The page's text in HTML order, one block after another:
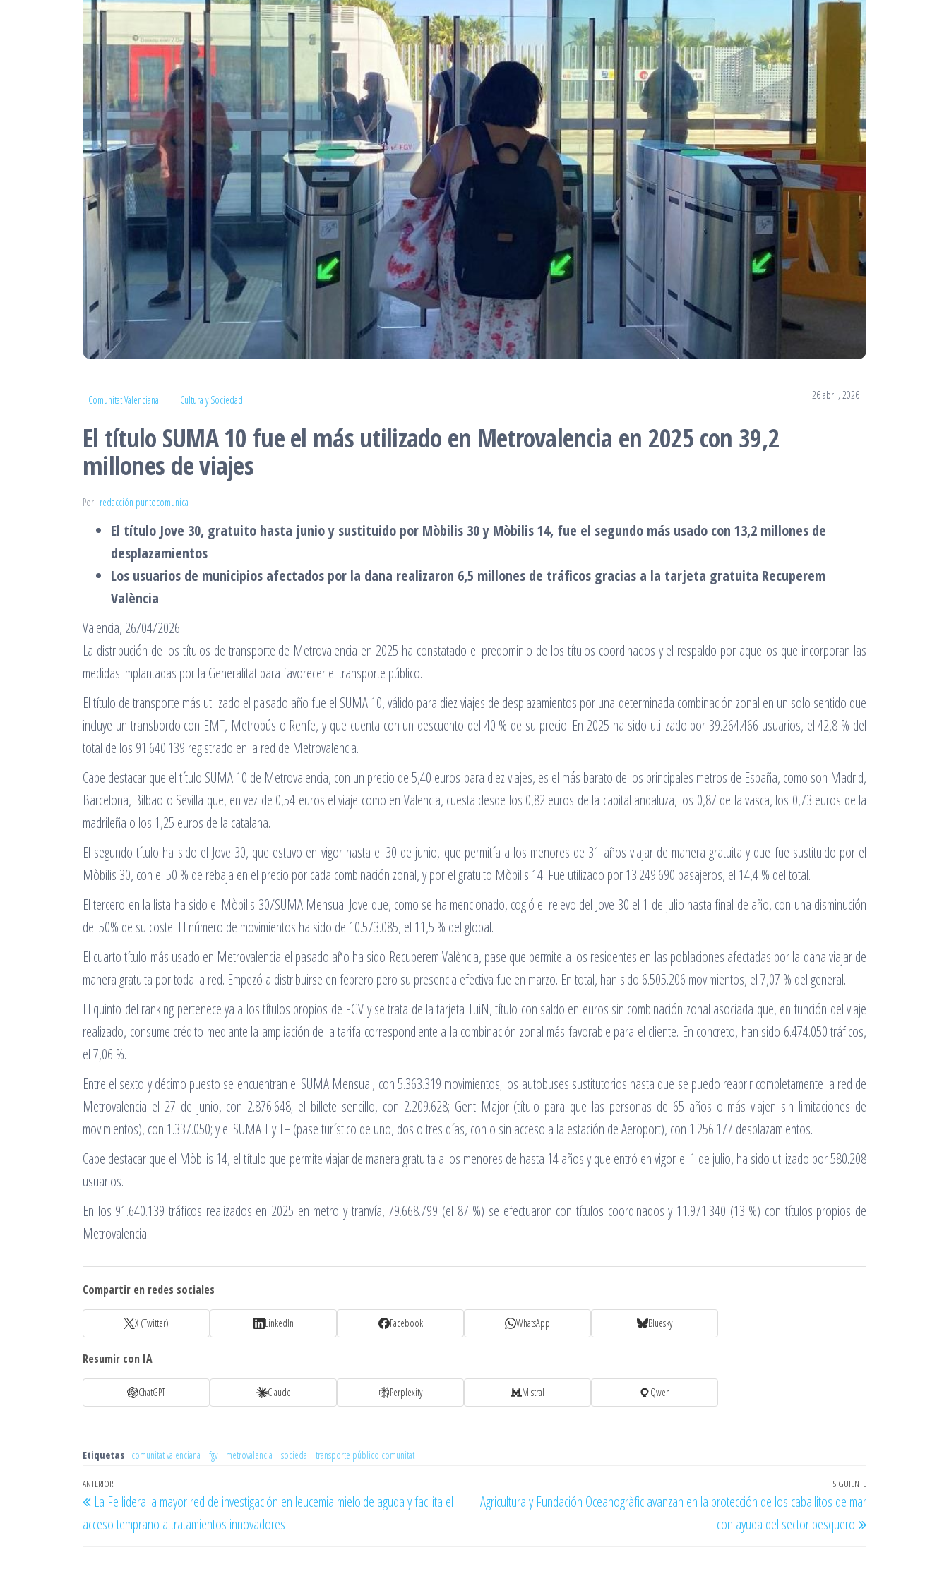
Comunitat Valenciana Cultura y Sociedad 26 abril, 2026
El título SUMA 10 fue el más utilizado en Metrovalencia en 2025 con 39,2
millones de viajes
Por redacción puntocomunica
El título Jove 30, gratuito hasta junio y sustituido por Mòbilis 30 y Mòbilis 14, fue el segundo más usado con 13,2 millones de
desplazamientos
Los usuarios de municipios afectados por la dana realizaron 6,5 millones de tráficos gracias a la tarjeta gratuita Recuperem
València
Valencia, 26/04/2026
La distribución de los títulos de transporte de Metrovalencia en 2025 ha constatado el predominio de los títulos coordinados y el respaldo por aquellos que incorporan las
medidas implantadas por la Generalitat para favorecer el transporte público.
El título de transporte más utilizado el pasado año fue el SUMA 10, válido para diez viajes de desplazamientos por una determinada combinación zonal en un solo sentido que
incluye un transbordo con EMT, Metrobús o Renfe, y que cuenta con un descuento del 40 % de su precio. En 2025 ha sido utilizado por 39.264.466 usuarios, el 42,8 % del
total de los 91.640.139 registrado en la red de Metrovalencia.
Cabe destacar que el título SUMA 10 de Metrovalencia, con un precio de 5,40 euros para diez viajes, es el más barato de los principales metros de España, como son Madrid,
Barcelona, Bilbao o Sevilla que, en vez de 0,54 euros el viaje como en Valencia, cuesta desde los 0,82 euros de la capital andaluza, los 0,87 de la vasca, los 0,73 euros de la
madrileña o los 1,25 euros de la catalana.
El segundo título ha sido el Jove 30, que estuvo en vigor hasta el 30 de junio, que permitía a los menores de 31 años viajar de manera gratuita y que fue sustituido por el
Mòbilis 30, con el 50 % de rebaja en el precio por cada combinación zonal, y por el gratuito Mòbilis 14. Fue utilizado por 13.249.690 pasajeros, el 14,4 % del total.
El tercero en la lista ha sido el Mòbilis 30/SUMA Mensual Jove que, como se ha mencionado, cogió el relevo del Jove 30 el 1 de julio hasta final de año, con una disminución
del 50% de su coste. El número de movimientos ha sido de 10.573.085, el 11,5 % del global.
El cuarto título más usado en Metrovalencia el pasado año ha sido Recuperem València, pase que permite a los residentes en las poblaciones afectadas por la dana viajar de
manera gratuita por toda la red. Empezó a distribuirse en febrero pero su presencia efectiva fue en marzo. En total, han sido 6.505.206 movimientos, el 7,07 % del general.
El quinto del ranking pertenece ya a los títulos propios de FGV y se trata de la tarjeta TuiN, título con saldo en euros sin combinación zonal asociada que, en función del viaje
realizado, consume crédito mediante la ampliación de la tarifa correspondiente a la combinación zonal más favorable para el cliente. En concreto, han sido 6.474.050 tráficos,
el 7,06 %.
Entre el sexto y décimo puesto se encuentran el SUMA Mensual, con 5.363.319 movimientos; los autobuses sustitutorios hasta que se puedo reabrir completamente la red de
Metrovalencia el 27 de junio, con 2.876.648; el billete sencillo, con 2.209.628; Gent Major (título para que las personas de 65 años o más viajen sin limitaciones de
movimientos), con 1.337.050; y el SUMA T y T+ (pase turístico de uno, dos o tres días, con o sin acceso a la estación de Aeroport), con 1.256.177 desplazamientos.
Cabe destacar que el Mòbilis 14, el título que permite viajar de manera gratuita a los menores de hasta 14 años y que entró en vigor el 1 de julio, ha sido utilizado por 580.208
usuarios.
En los 91.640.139 tráficos realizados en 2025 en metro y tranvía, 79.668.799 (el 87 %) se efectuaron con títulos coordinados y 11.971.340 (13 %) con títulos propios de
Metrovalencia.
Compartir en redes sociales
X (Twitter) LinkedIn Facebook WhatsApp Bluesky
Resumir con IA
ChatGPT Claude Perplexity Mistral Qwen
Etiquetas comunitat valenciana fgv metrovalencia socieda transporte público comunitat
Navegación
de
entradas
Entrada
anterior
ANTERIOR
La Fe lidera la mayor red de investigación en leucemia mieloide aguda y facilita el
acceso temprano a tratamientos innovadores
Entrada
SIGUIENTE
Agricultura y Fundación Oceanogràfic avanzan en la protección de los caballitos de mar
con ayuda del sector pesquero